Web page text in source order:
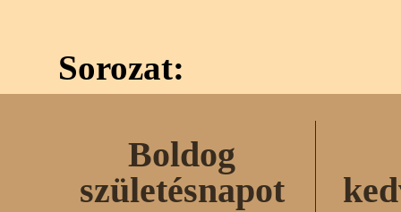
Sorozat:
Boldog
születésnapot